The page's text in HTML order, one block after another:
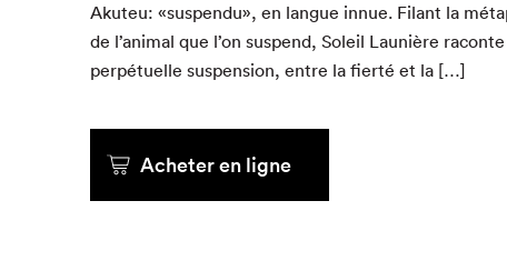
Que
Aku­teu: «sus­pendu», en langue innue. Filant la
de l’animal que l’on sus­pend, Soleil Lau­nière
per­pétuelle sus­pen­sion, entre la fierté et la […]
Acheter en ligne